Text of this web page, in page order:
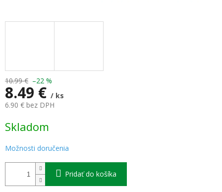
10.99 € –22 %
8.49 € / ks
6.90 € bez DPH
cena:
Skladom
Možnosti doručenia
Pridať do košíka